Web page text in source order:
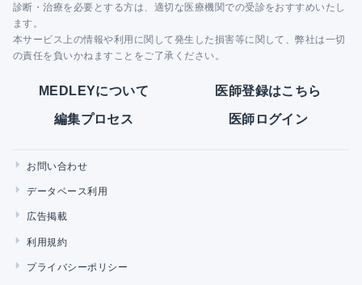
診断・治療を必要とする方は、適切な医療機関での受診をおすすめいたし
ます。
本サービス上の情報や利用に関して発生した損害等に関して、弊社は一切
の責任を負いかねますことをご了承ください。
MEDLEYについて 医師登録はこちら
編集プロセス 医師ログイン
お問い合わせ
データベース利用
広告掲載
利用規約
プライバシーポリシー